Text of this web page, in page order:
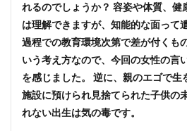
れるのでしょうか？ 容姿や体質、健
は理解できますが、知能的な面って
過程での教育環境次第で差が付くも
いう考え方なので、今回の女性の言
を感じました。 逆に、親のエゴで生
施設に預けられ見捨てられた子供の
れない出生は気の毒です。